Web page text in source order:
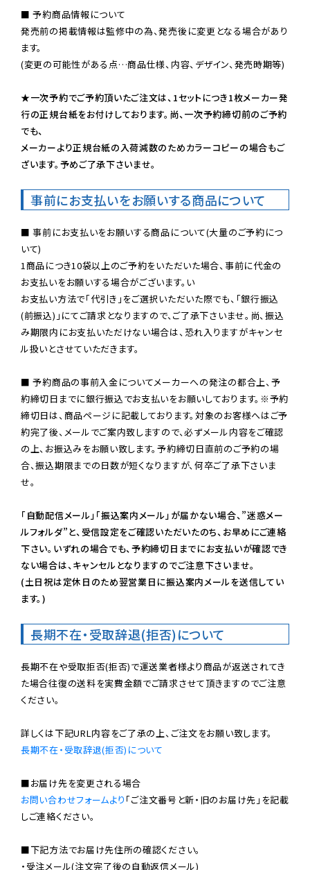
■ 予約商品情報について
発売前の掲載情報は監修中の為、発売後に変更となる場合があり
ます。
(変更の可能性がある点…商品仕様、内容、デザイン、発売時期等)
★一次予約でご予約頂いたご注文は、1セットにつき1枚メーカー発
行の正規台紙をお付けしております。尚、一次予約締切前のご予約
でも、
メーカーより正規台紙の入荷減数のためカラーコピーの場合もご
ざいます。予めご了承下さいませ。
事前にお支払いをお願いする商品について
■ 事前にお支払いをお願いする商品について(大量のご予約につ
いて)
1商品につき10袋以上のご予約をいただいた場合、事前に代金の
お支払いをお願いする場合がございます。い
お支払い方法で「代引き」をご選択いただいた際でも、「銀行振込
(前振込)」にてご請求となりますので、ご了承下さいませ。尚、振込
み期限内にお支払いただけない場合は、恐れ入りますがキャンセ
ル扱いとさせていただきます。
■ 予約商品の事前入金についてメーカーへの発注の都合上、予
約締切日までに銀行振込でお支払いをお願いしております。※予約
締切日は、商品ページに記載しております。対象のお客様へはご予
約完了後、メールでご案内致しますので、必ずメール内容をご確認
の上、お振込みをお願い致します。予約締切日直前のご予約の場
合、振込期限までの日数が短くなりますが、何卒ご了承下さいま
せ。
「自動配信メール」「振込案内メール」が届かない場合、”迷惑メー
ルフォルダ”と、受信設定をご確認いただいたのち、お早めにご連絡
下さい。いずれの場合でも、予約締切日までにお支払いが確認でき
ない場合は、キャンセルとなりますのでご注意下さいませ。
(土日祝は定休日のため翌営業日に振込案内メールを送信してい
ます。)
長期不在・受取辞退(拒否)について
長期不在や受取拒否(拒否)で運送業者様より商品が返送されてき
た場合往復の送料を実費金額でご請求させて頂きますのでご注意
ください。
長期不在・受取辞退(拒否)について
お問い合わせフォームより 「ご注文番号と新・旧のお届け先」を記載
しご連絡ください。
■下記方法でお届け先住所の確認ください。
・受注メール(注文完了後の自動返信メール)